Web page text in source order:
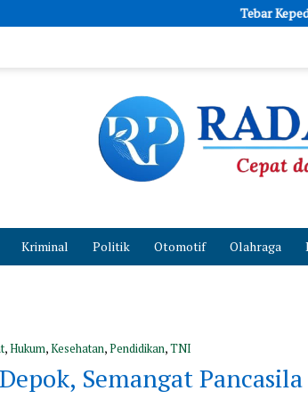
Tebar Kepedulian untuk
Kriminal Politik Otomotif Olahraga
,Hukum,Kesehatan,Pendidikan,TNI
Semangat